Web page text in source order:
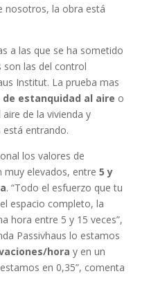
nosotros, la obra está
a las que se ha sometido
son las del control
Institut. La prueba mas
de estanquidad al aire o
de la vivienda y
entrando.
los valores de
muy elevados, entre 5 y
. “Todo el esfuerzo que tu
espacio completo, la
hora entre 5 y 15 veces”,
Passivhaus lo estamos
hora y en un
en 0,35”, comenta